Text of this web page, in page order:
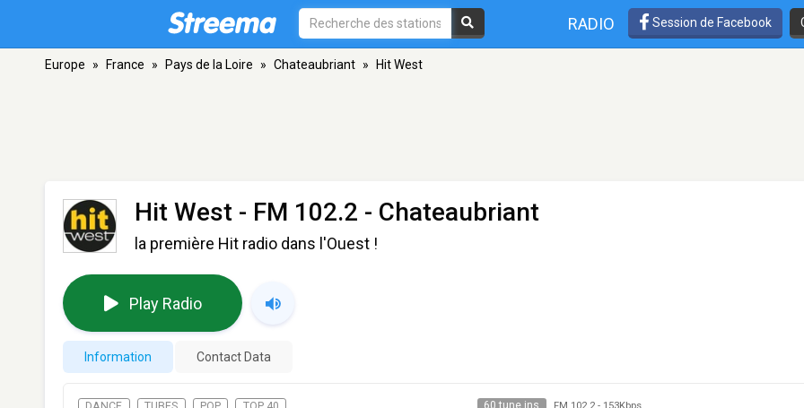
RADIO Session de Facebook
Europe » France » Pays de la Loire » Chateaubriant » Hit West
Hit West - FM 102.2 - Chateaubriant
la première Hit radio dans l'Ouest !
Play Radio
Information Contact Data